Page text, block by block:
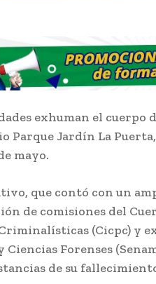
exhuman el cuerpo
Parque Jardín La
mayo.
que contó con un
de comisiones del
(Cicpc) y
Ciencias Forenses
de su